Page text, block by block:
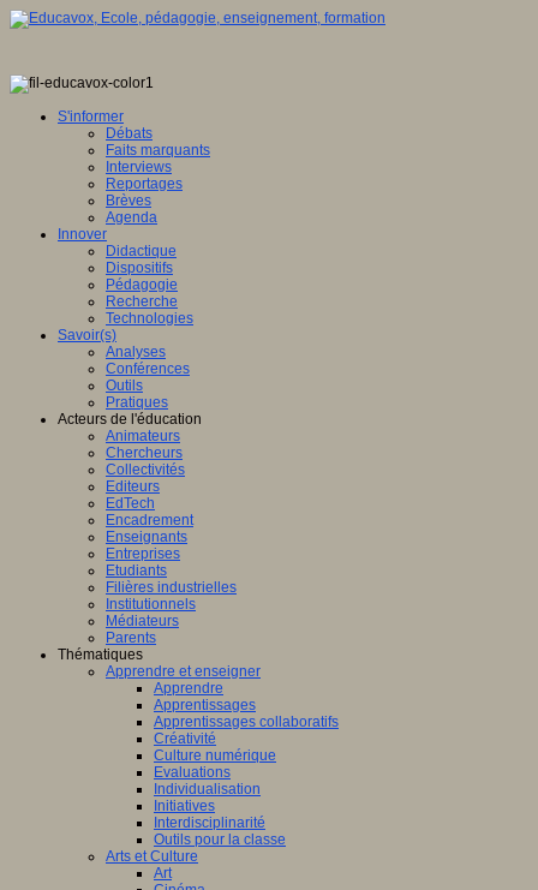
S'informer
Débats
Faits marquants
Interviews
Reportages
Brèves
Agenda
Innover
Didactique
Dispositifs
Pédagogie
Recherche
Technologies
Savoir(s)
Analyses
Conférences
Outils
Pratiques
Acteurs de l'éducation
Animateurs
Chercheurs
Collectivités
Editeurs
EdTech
Encadrement
Enseignants
Entreprises
Etudiants
Filières industrielles
Institutionnels
Médiateurs
Parents
Thématiques
Apprendre et enseigner
Apprendre
Apprentissages
Apprentissages collaboratifs
Créativité
Culture numérique
Evaluations
Individualisation
Initiatives
Interdisciplinarité
Outils pour la classe
Arts et Culture
Art